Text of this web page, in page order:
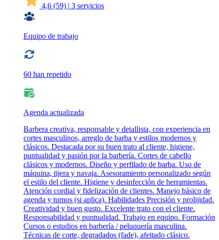
4,6 (59) | 3 servicios
Equipo de trabajo
60 han repetido
Agenda actualizada
Barbera creativa, responsable y detallista, con experiencia en
cortes masculinos, arreglo de barba y estilos modernos y
clásicos. Destacada por su buen trato al cliente, higiene,
puntualidad y pasión por la barbería. Cortes de cabello
clásicos y modernos. Diseño y perfilado de barba. Uso de
máquina, tijera y navaja. Asesoramiento personalizado según
el estilo del cliente. Higiene y desinfección de herramientas.
Atención cordial y fidelización de clientes. Manejo básico de
agenda y turnos (si aplica). Habilidades Precisión y prolijidad.
Creatividad y buen gusto. Excelente trato con el cliente.
Responsabilidad y puntualidad. Trabajo en equipo. Formación
Cursos o estudios en barbería / peluquería masculina.
Técnicas de corte, degradados (fade), afeitado clásico.